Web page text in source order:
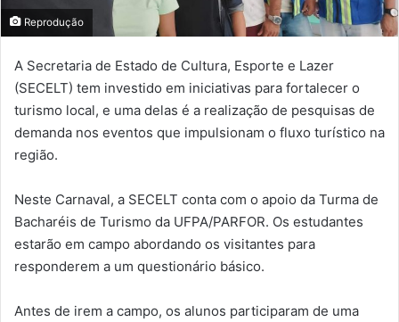
Reprodução
A Secretaria de Estado de Cultura, Esporte e Lazer
(SECELT) tem investido em iniciativas para fortalecer o
turismo local, e uma delas é a realização de pesquisas de
demanda nos eventos que impulsionam o fluxo turístico na
região.
Neste Carnaval, a SECELT conta com o apoio da Turma de
Bacharéis de Turismo da UFPA/PARFOR. Os estudantes
estarão em campo abordando os visitantes para
responderem a um questionário básico.
Antes de irem a campo, os alunos participaram de uma